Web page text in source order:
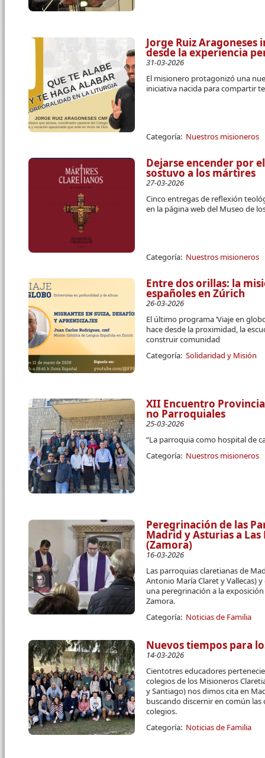
Jorge Ruiz Aragoneses
desde la experiencia
31-03-2026
El misionero protagonizó una
iniciativa nacida para compartir
Categoría: Nuestros misioneros
Dejarse encender por
sostuvo a los mártires
27-03-2026
Cinco entregas de reflexión
en la página web del Museo de
Categoría: Nuestros misioneros
Entre dos orillas: la
españoles en Zúrich
26-03-2026
El último programa ‘Viaje en
hace desde la proximidad, la
construir comunidad
Categoría: Solidaridad y Misión
XII Encuentro
no Parroquiales
25-03-2026
“La parroquia como hospital de
Categoría: Nuestros misioneros
Peregrinación de las
Madrid y Asturias a
(Zamora)
16-03-2026
Las parroquias claretianas de
Antonio María Claret y Vallecas)
una peregrinación a la
Zamora.
Categoría: Noticias de Familia
Nuevos tiempos para
14-03-2026
Cientotres educadores
colegios de los Misioneros
y Santiago) nos dimos cita en
buscando discernir en común
colegios.
Categoría: Noticias de Familia